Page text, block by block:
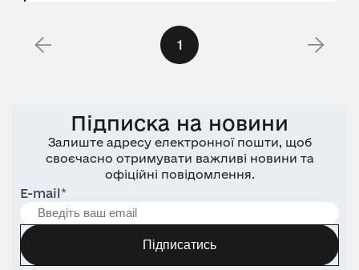
1
Підписка на новини
Залиште адресу електронної пошти, щоб
своєчасно отримувати важливі новини та
офіційні повідомлення.
E-mail*
Підписатись